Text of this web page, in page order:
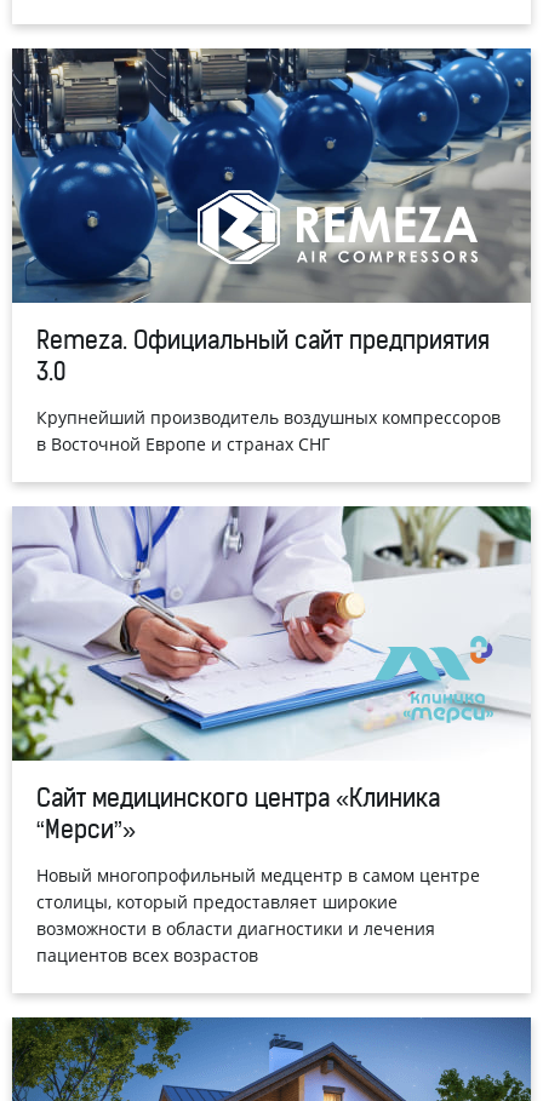
Сайт медицинского центра «Клиника
“Мерси”»
Новый многопрофильный медцентр в самом центре
столицы, который предоставляет широкие
возможности в области диагностики и лечения
пациентов всех возрастов
Remeza. Официальный сайт предприятия
3.0
Крупнейший производитель воздушных компрессоров
в Восточной Европе и странах СНГ